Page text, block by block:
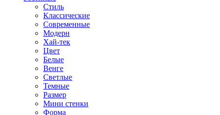
Стиль
Классические
Современные
Модерн
Хай-тек
Цвет
Белые
Венге
Светлые
Темные
Размер
Мини стенки
Форма